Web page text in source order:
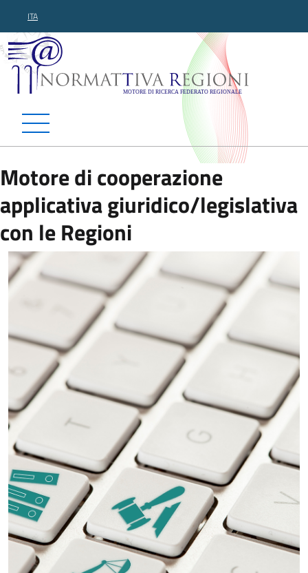
ITA
Normattiva Regioni -
Motore di cooperazione
applicativa giuridico/legislativa
con le Regioni